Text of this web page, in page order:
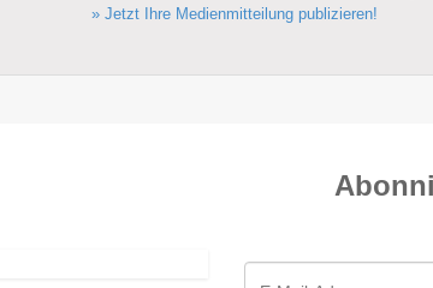
» Jetzt Ihre Medienmitteilung publizieren!